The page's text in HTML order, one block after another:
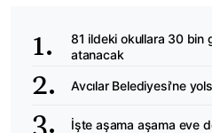
81 ildeki okullara 30 bin
atanacak
Avcılar Belediyesi'ne
İşte aşama aşama eve